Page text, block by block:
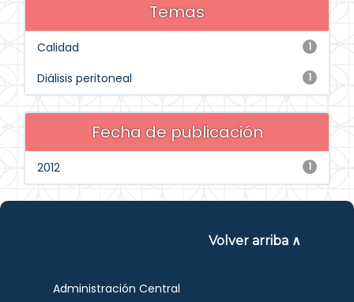
Temas
1
Calidad
1
Diálisis peritoneal
Fecha de publicación
1
2012
Volver arriba ∧
Administración Central